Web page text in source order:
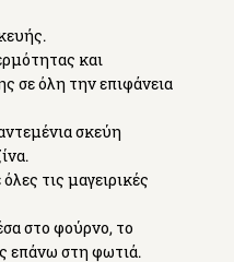
και
σε όλη την επιφάνεια
σκεύη
τις μαγειρικές
στο φούρνο, το
επάνω στη φωτιά.